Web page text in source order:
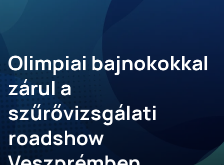
Olimpiai bajnokokkal
zárul a
szűrővizsgálati
roadshow